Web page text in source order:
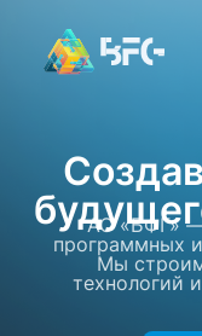
АО «БФГ» —
программных
Мы
технологий